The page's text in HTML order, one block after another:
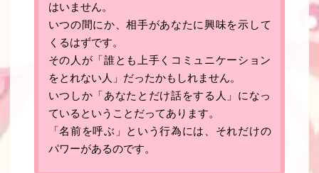
はいません。
いつの間にか、相手があなたに興味を示して
くるはずです。
その人が「誰とも上手くコミュニケーション
をとれない人」だったかもしれません。
いつしか「あなたとだけ話をする人」になっ
ているということだってあります。
「名前を呼ぶ 」という行為には、それだけの
パワーがあるのです。